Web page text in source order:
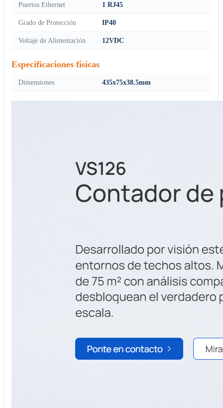
Puertos Ethernet 1 RJ45
Grado de Protección IP40
Voltaje de Alimentación 12VDC
Especificaciones físicas
Dimensiones 435x75x38.5mm